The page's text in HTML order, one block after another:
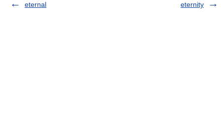
eternal
eternity